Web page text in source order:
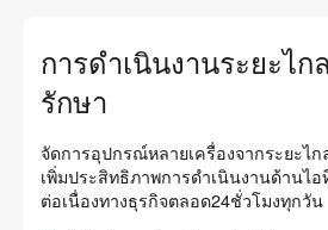
การดำเนินงานระยะไก
รักษา
จัดการอุปกรณ์หลายเครื่องจากระยะไ
เพิ่มประสิทธิภาพการดำเนินงานด้านไ
ต่อเนื่องทางธุรกิจตลอด24ชั่วโมงทุกวัน